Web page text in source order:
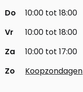
Do
10:00 tot 18:00
Vr
10:00 tot 18:00
Za
10:00 tot 17:00
Zo
Koopzondagen